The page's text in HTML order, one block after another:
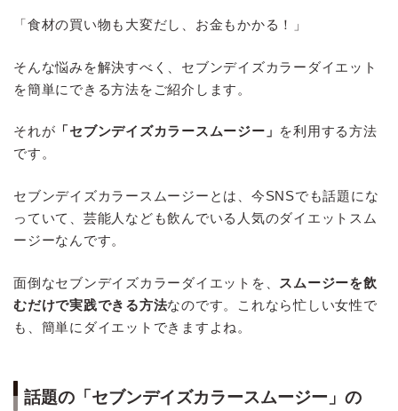
「食材の買い物も大変だし、お金もかかる！」
そんな悩みを解決すべく、セブンデイズカラーダイエット
を簡単にできる方法をご紹介します。
それが 「セブンデイズカラースムージー」 を利用する方法
です。
セブンデイズカラースムージーとは、今SNSでも話題にな
っていて、芸能人なども飲んでいる人気のダイエットスム
ージーなんです。
面倒なセブンデイズカラーダイエットを、 スムージーを飲
むだけで実践できる方法なのです。これなら忙しい女性で
も、簡単にダイエットできますよね。
話題の「セブンデイズカラースムージー」の